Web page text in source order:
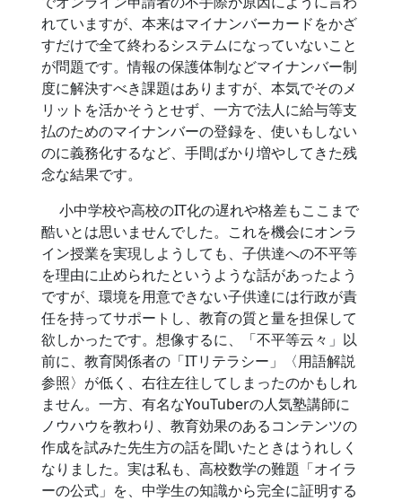
れていますが、本来はマイナンバーカードをかざ
すだけで全て終わるシステムになっていないこと
が問題です。情報の保護体制などマイナンバー制
度に解決すべき課題はありますが、本気でそのメ
リットを活かそうとせず、一方で法人に給与等支
払のためのマイナンバーの登録を、使いもしない
のに義務化するなど、手間ばかり増やしてきた残
念な結果です。
小中学校や高校のIT化の遅れや格差もここまで
酷いとは思いませんでした。これを機会にオンラ
イン授業を実現しようしても、子供達への不平等
を理由に止められたというような話があったよう
ですが、環境を用意できない子供達には行政が責
任を持ってサポートし、教育の質と量を担保して
欲しかったです。想像するに、「不平等云々」以
前に、教育関係者の「ITリテラシー」〈用語解説
参照〉が低く、右往左往してしまったのかもしれ
ません。一方、有名なYouTuberの人気塾講師に
ノウハウを教わり、教育効果のあるコンテンツの
作成を試みた先生方の話を聞いたときはうれしく
なりました。実は私も、高校数学の難題「オイラ
ーの公式」を、中学生の知識から完全に証明する